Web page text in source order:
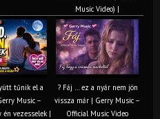
Music Video) |
tűnik el a
Music –
én vezesselek |
? Fáj … ez a nyár nem jön
vissza már | Gerry Music –
Official Music Video